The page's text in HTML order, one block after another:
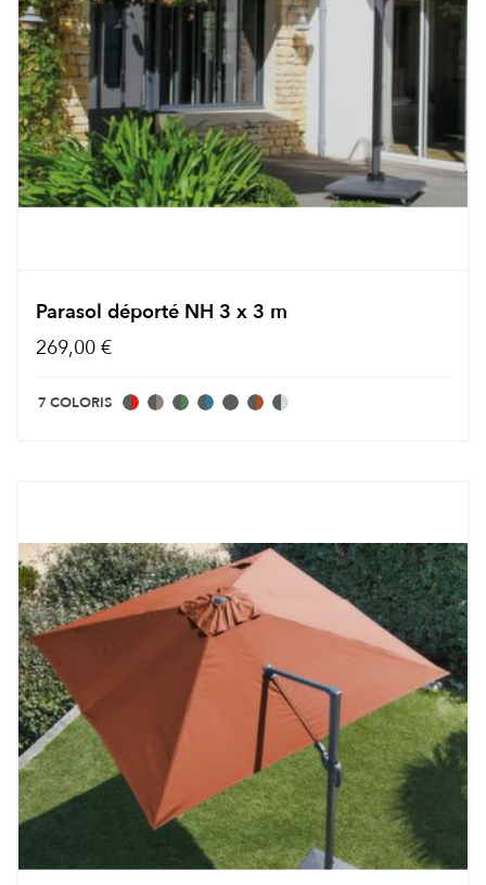
Parasol déporté NH 3 x 3 m
269,00 €
7 COLORIS